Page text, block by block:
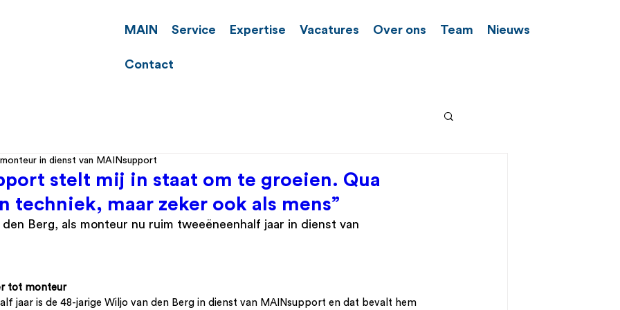
MAIN Service Expertise Vacatures Over ons Team Nieuws
Contact
stelt mij in staat om te groeien. Qua
techniek, maar zeker ook als mens”
in dienst van MAINsupport
Berg, als monteur nu ruim tweeëneenhalf jaar in dienst van
tot monteur
jaar is de 48-jarige Wiljo van den Berg in dienst van MAINsupport en dat bevalt hem